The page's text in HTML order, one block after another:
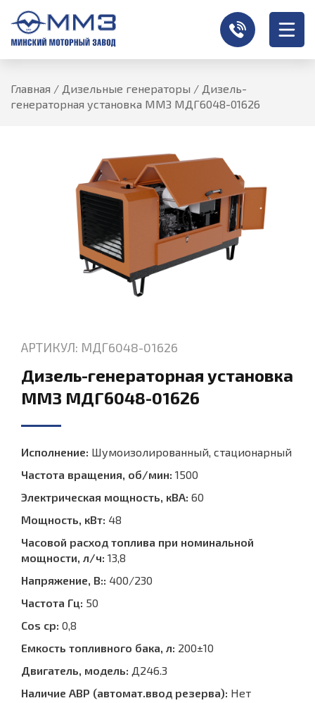
Главная / Дизельные генераторы / Дизель-
генераторная установка ММЗ МДГ6048-01626
АРТИКУЛ: МДГ6048-01626
Дизель-генераторная установка
ММЗ МДГ6048-01626
Исполнение: Шумоизолированный, стационарный
Частота вращения, об/мин: 1500
Электрическая мощность, кВА: 60
Мощность, кВт: 48
Часовой расход топлива при номинальной
мощности, л/ч: 13,8
Напряжение, В:: 400/230
Частота Гц: 50
Cos ср: 0,8
Емкость топливного бака, л: 200±10
Двигатель, модель: Д246.3
Наличие АВР (автомат.ввод резерва): Нет